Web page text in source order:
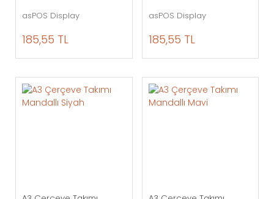
asPOS Display
185,55 TL
asPOS Display
185,55 TL